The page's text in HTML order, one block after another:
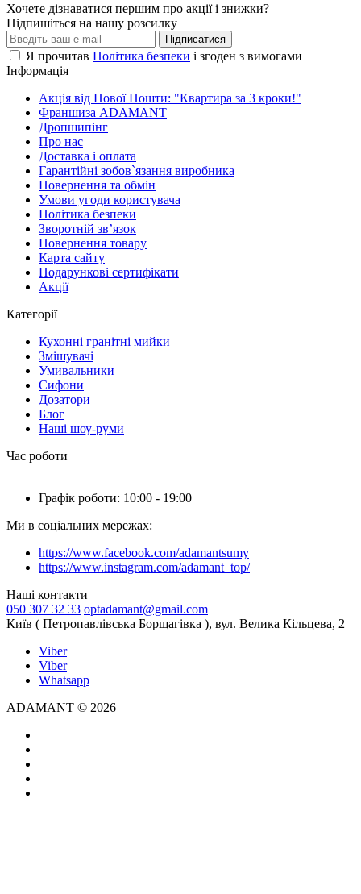
Хочете дізнаватися першим про акції і знижки?
Підпишіться на нашу розсилку
Підписатися
Я прочитав Політика безпеки і згоден з вимогами
Інформація
Акція від Нової Пошти: "Квартира за 3 кроки!"
Франшиза ADAMANT
Дропшипінг
Про нас
Доставка і оплата
Гарантійні зобов`язання виробника
Повернення та обмін
Умови угоди користувача
Політика безпеки
Зворотній зв’язок
Повернення товару
Карта сайту
Подарункові сертифікати
Акції
Категорії
Кухонні гранітні мийки
Змішувачі
Умивальники
Сифони
Дозатори
Блог
Наші шоу-руми
Час роботи
Графік роботи: 10:00 - 19:00
Ми в соціальних мережах:
https://www.facebook.com/adamantsumy
https://www.instagram.com/adamant_top/
Наші контакти
050 307 32 33 optadamant@gmail.com
Київ ( Петропавлівська Борщагівка ), вул. Велика Кільцева, 2
Viber
Viber
Whatsapp
ADAMANT © 2026